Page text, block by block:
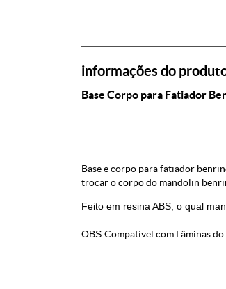
informações do
Base Corpo para Fatiador
Base e corpo para fatiador
trocar o corpo do mandolin
Feito em resina ABS, o qual
OBS:Compatível com Lâminas